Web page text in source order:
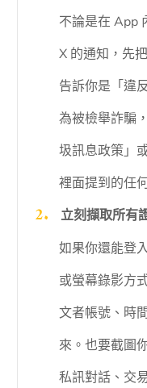
不論是在 App
X 的通知，先
告訴你是「違
為被檢舉詐騙
圾訊息政策」
裡面提到的任
立刻擷取所有
如果你還能登
或螢幕錄影方
文者帳號、時
來。也要截圖
私訊對話、交